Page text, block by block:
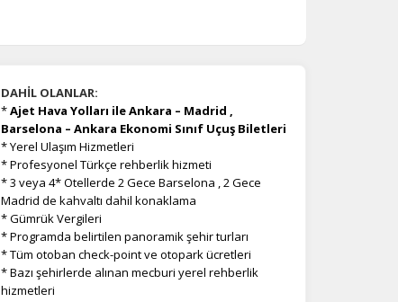
DAHİL OLANLAR:
*Ajet Hava Yolları ile Ankara – Madrid ,
Barselona – Ankara Ekonomi Sınıf Uçuş Biletleri
* Yerel Ulaşım Hizmetleri
* Profesyonel Türkçe rehberlik hizmeti
* 3 veya 4* Otellerde 2 Gece Barselona , 2 Gece
Madrid de kahvaltı dahil konaklama
* Gümrük Vergileri
* Programda belirtilen panoramik şehir turları
* Tüm otoban check-point ve otopark ücretleri
* Bazı şehirlerde alınan mecburi yerel rehberlik
hizmetleri